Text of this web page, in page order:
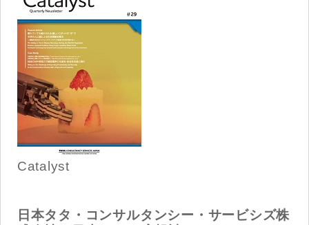
Catalyst
日本タタ・コンサルタンシー・サービシズ株